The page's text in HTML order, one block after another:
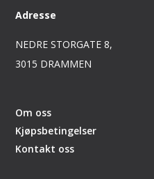
Adresse
NEDRE STORGATE 8,
3015 DRAMMEN
Om oss
Kjøpsbetingelser
Kontakt oss